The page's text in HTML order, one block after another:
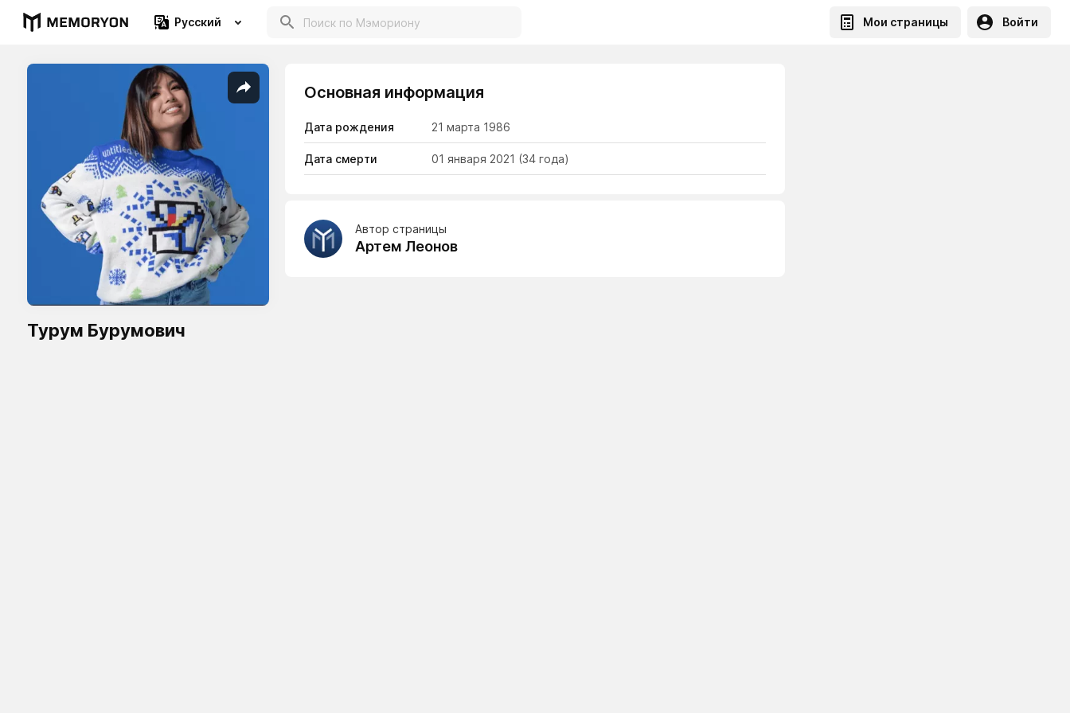
Русский Мои страницы Войти
Турум Бурумович
Основная информация
Дата рождения 21 марта 1986
Дата смерти 01 января 2021 (34 года)
Автор страницы
Артем Леонов